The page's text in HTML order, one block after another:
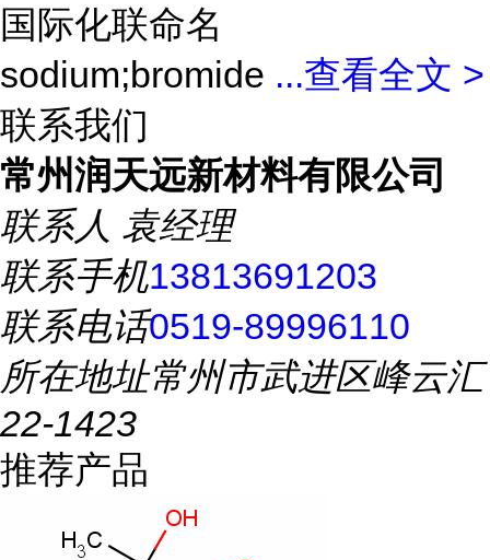
国际化联命名
sodium;bromide ...查看全文 >
联系我们
常州润天远新材料有限公司
联系人 袁经理
联系手机13813691203
联系电话0519-89996110
所在地址常州市武进区峰云汇
22-1423
推荐产品